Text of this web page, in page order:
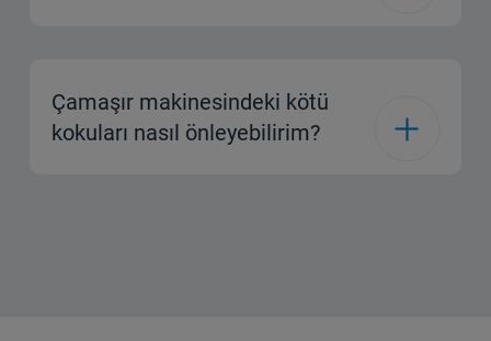
Çamaşır makinesindeki kötü
kokuları nasıl önleyebilirim?